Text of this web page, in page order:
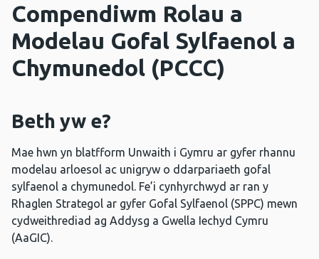
Compendiwm Rolau a
Modelau Gofal Sylfaenol a
Chymunedol (PCCC)
Beth yw e?
Mae hwn yn blatfform Unwaith i Gymru ar gyfer rhannu
modelau arloesol ac unigryw o ddarpariaeth gofal
sylfaenol a chymunedol. Fe’i cynhyrchwyd ar ran y
Rhaglen Strategol ar gyfer Gofal Sylfaenol (SPPC) mewn
cydweithrediad ag Addysg a Gwella Iechyd Cymru
(AaGIC).